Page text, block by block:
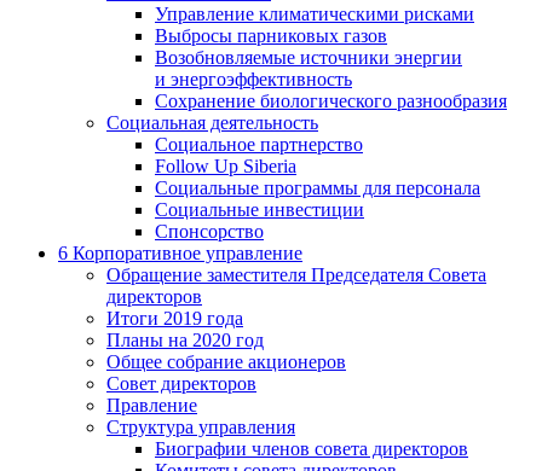
Управление климатическими рисками
Выбросы парниковых газов
Возобновляемые источники энергии
и энергоэффективность
Сохранение биологического разнообразия
Социальная деятельность
Социальное партнерство
Follow Up Siberia
Социальные программы для персонала
Социальные инвестиции
Спонсорство
6 Корпоративное управление
Обращение заместителя Председателя Совета
директоров
Итоги 2019 года
Планы на 2020 год
Общее собрание акционеров
Совет директоров
Правление
Структура управления
Биографии членов совета директоров